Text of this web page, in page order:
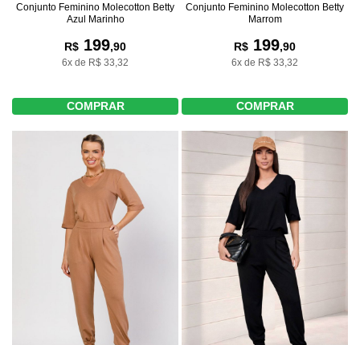
Conjunto Feminino Molecotton Betty
Azul Marinho
R$ 199,90
6x de R$ 33,32
COMPRAR
Conjunto Feminino Molecotton Betty
Marrom
R$ 199,90
6x de R$ 33,32
COMPRAR